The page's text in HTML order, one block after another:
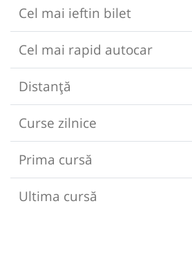
Cel mai ieftin bilet
Cel mai rapid autocar
Distanță
Curse zilnice
Prima cursă
Ultima cursă